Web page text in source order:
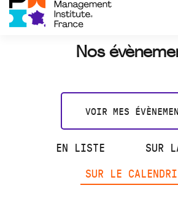
Nos
VOIR MES
EN LISTE
SUR
SUR LE